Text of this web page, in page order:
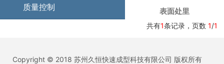
质量控制 表面处里
共有1条记录，页数 1/1
Copyright © 2018 苏州久恒快速成型科技有限公司 版权所有